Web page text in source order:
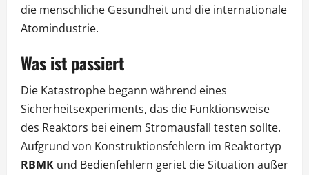
die menschliche Gesundheit und die internationale
Atomindustrie.
Was ist passiert
Die Katastrophe begann während eines
Sicherheitsexperiments, das die Funktionsweise
des Reaktors bei einem Stromausfall testen sollte.
Aufgrund von Konstruktionsfehlern im Reaktortyp
RBMK und Bedienfehlern geriet die Situation außer